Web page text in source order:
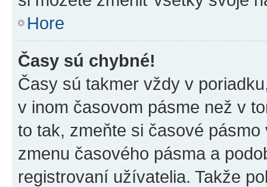
Hore
Časy sú chybné!
Časy sú takmer vždy v
v inom časovom pásme než v
to tak, zmeňte si časové
zmenu časového pásma a
registrovaní užívatelia. Takže